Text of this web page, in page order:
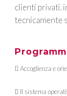
clienti privati,
tecnicamente
 Accoglienza e
 Il sistema